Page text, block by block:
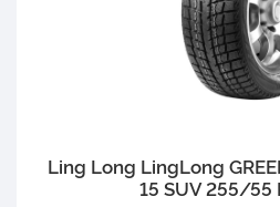
Ling Long LingLong
15 SUV 255/55